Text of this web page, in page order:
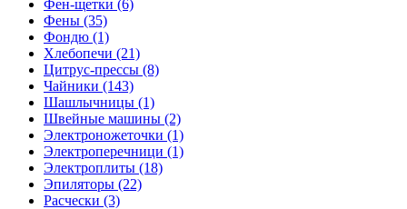
Фен-щетки (6)
Фены (35)
Фондю (1)
Хлебопечи (21)
Цитрус-прессы (8)
Чайники (143)
Шашлычницы (1)
Швейные машины (2)
Электроножеточки (1)
Электроперечници (1)
Электроплиты (18)
Эпиляторы (22)
Расчески (3)